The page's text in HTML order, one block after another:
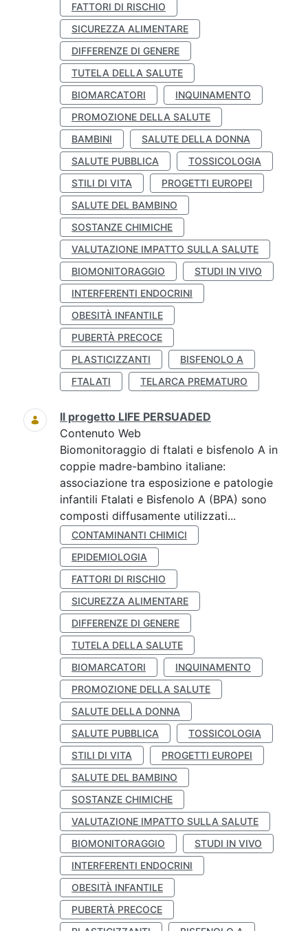
FATTORI DI RISCHIO
SICUREZZA ALIMENTARE
DIFFERENZE DI GENERE
TUTELA DELLA SALUTE
BIOMARCATORI
INQUINAMENTO
PROMOZIONE DELLA SALUTE
BAMBINI
SALUTE DELLA DONNA
SALUTE PUBBLICA
TOSSICOLOGIA
STILI DI VITA
PROGETTI EUROPEI
SALUTE DEL BAMBINO
SOSTANZE CHIMICHE
VALUTAZIONE IMPATTO SULLA SALUTE
BIOMONITORAGGIO
STUDI IN VIVO
INTERFERENTI ENDOCRINI
OBESITÀ INFANTILE
PUBERTÀ PRECOCE
PLASTICIZZANTI
BISFENOLO A
FTALATI
TELARCA PREMATURO
Il progetto LIFE PERSUADED
Contenuto Web
Biomonitoraggio di ftalati e bisfenolo A in
coppie madre-bambino italiane:
associazione tra esposizione e patologie
infantili Ftalati e Bisfenolo A (BPA) sono
composti diffusamente utilizzati...
CONTAMINANTI CHIMICI
EPIDEMIOLOGIA
FATTORI DI RISCHIO
SICUREZZA ALIMENTARE
DIFFERENZE DI GENERE
TUTELA DELLA SALUTE
BIOMARCATORI
INQUINAMENTO
PROMOZIONE DELLA SALUTE
SALUTE DELLA DONNA
SALUTE PUBBLICA
TOSSICOLOGIA
STILI DI VITA
PROGETTI EUROPEI
SALUTE DEL BAMBINO
SOSTANZE CHIMICHE
VALUTAZIONE IMPATTO SULLA SALUTE
BIOMONITORAGGIO
STUDI IN VIVO
INTERFERENTI ENDOCRINI
OBESITÀ INFANTILE
PUBERTÀ PRECOCE